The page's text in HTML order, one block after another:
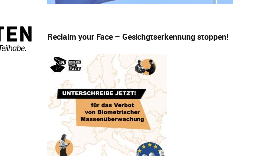
Reclaim your Face – Gesichgtserkennung stoppen!